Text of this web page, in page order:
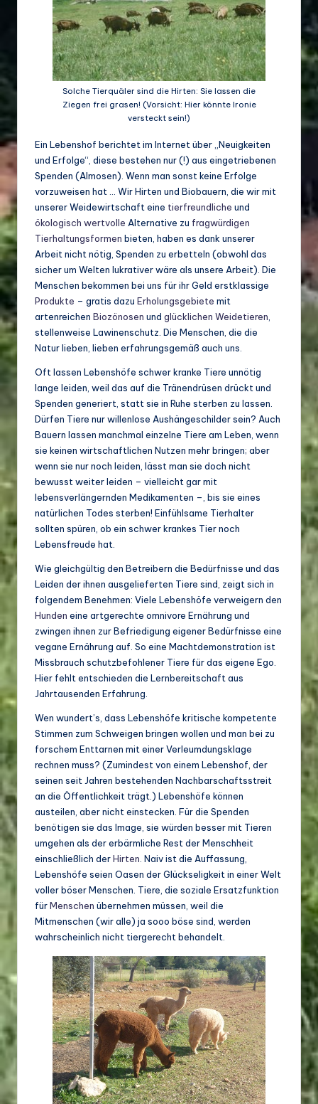
Solche Tierquäler sind die Hirten: Sie lassen die
Ziegen frei grasen! (Vorsicht: Hier könnte Ironie
versteckt sein!)
Ein Lebenshof berichtet im Internet über „Neuigkeiten
und Erfolge“, diese bestehen nur (!) aus eingetriebenen
Spenden (Almosen). Wenn man sonst keine Erfolge
vorzuweisen hat … Wir Hirten und Biobauern, die wir mit
unserer Weidewirtschaft eine tierfreundliche und
ökologisch wertvolle Alternative zu fragwürdigen
Tierhaltungsformen bieten, haben es dank unserer
Arbeit nicht nötig, Spenden zu erbetteln (obwohl das
sicher um Welten lukrativer wäre als unsere Arbeit). Die
Menschen bekommen bei uns für ihr Geld erstklassige
Produkte – gratis dazu Erholungsgebiete mit
artenreichen Biozönosen und glücklichen Weidetieren
stellenweise Lawinenschutz. Die Menschen, die die
Natur lieben, lieben erfahrungsgemäß auch uns.
Oft lassen Lebenshöfe schwer kranke Tiere unnötig
lange leiden, weil das auf die Tränendrüsen drückt und
Spenden generiert, statt sie in Ruhe sterben zu lassen.
Dürfen Tiere nur willenlose Aushängeschilder sein? Auch
Bauern lassen manchmal einzelne Tiere am Leben, wenn
sie keinen wirtschaftlichen Nutzen mehr bringen; aber
wenn sie nur noch leiden, lässt man sie doch nicht
bewusst weiter leiden – vielleicht gar mit
lebensverlängernden Medikamenten –, bis sie eines
natürlichen Todes sterben! Einfühlsame Tierhalter
sollten spüren, ob ein schwer krankes Tier noch
Lebensfreude hat.
Wie gleichgültig den Betreibern die Bedürfnisse und das
Leiden der ihnen ausgelieferten Tiere sind, zeigt sich in
folgendem Benehmen: Viele Lebenshöfe verweigern den
Hunden eine artgerechte omnivore Ernährung und
zwingen ihnen zur Befriedigung eigener Bedürfnisse eine
vegane Ernährung auf. So eine Machtdemonstration ist
Missbrauch schutzbefohlener Tiere für das eigene Ego.
Hier fehlt entschieden die Lernbereitschaft aus
Jahrtausenden Erfahrung.
Wen wundert’s, dass Lebenshöfe kritische kompetente
Stimmen zum Schweigen bringen wollen und man bei zu
forschem Enttarnen mit einer Verleumdungsklage
rechnen muss? (Zumindest von einem Lebenshof, der
seinen seit Jahren bestehenden Nachbarschaftsstreit
an die Öffentlichkeit trägt.) Lebenshöfe können
austeilen, aber nicht einstecken. Für die Spenden
benötigen sie das Image, sie würden besser mit Tieren
umgehen als der erbärmliche Rest der Menschheit
einschließlich derHirten . Naiv ist die Auffassung,
Lebenshöfe seien Oasen der Glückseligkeit in einer Welt
voller böser Menschen. Tiere, die soziale Ersatzfunktion
fürMenschen übernehmen müssen, weil die
Mitmenschen (wir alle) ja sooo böse sind, werden
wahrscheinlich nicht tiergerecht behandelt.